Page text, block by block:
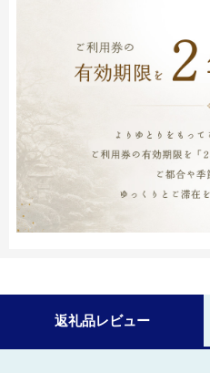
返礼品レビュー